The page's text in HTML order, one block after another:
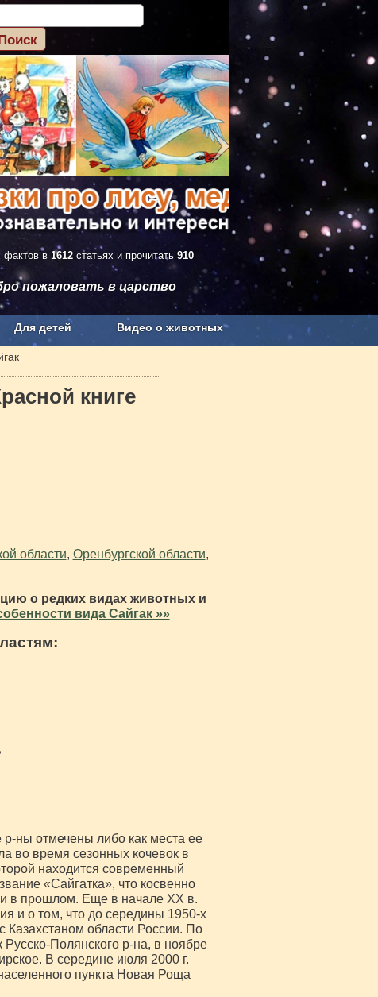
фактов в 1612 статьях и прочитать 910
пожаловать в царство
Для детей Видео о животных
книге
области, Оренбургской области,
о редких видах животных и
вида Сайгак »»
ны отмечены либо как места ее
во время сезонных кочевок в
находится современный
«Сайгатка», что косвенно
в прошлом. Еще в начале XX в.
и о том, что до середины 1950-х
Казахстаном области России. По
Полянского р-на, в ноябре
В середине июля 2000 г.
пункта Новая Роща